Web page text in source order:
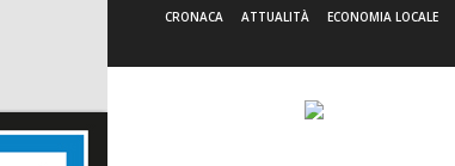
CRONACA ATTUALITÀ ECONOMIA LOCALE